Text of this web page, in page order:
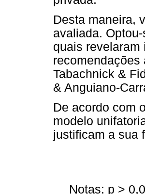
Desta maneira,
avaliada.
quais
recomendações
Tabachnick &
& Anguiano-
De acordo com
modelo
justificam a sua
Notas: p >